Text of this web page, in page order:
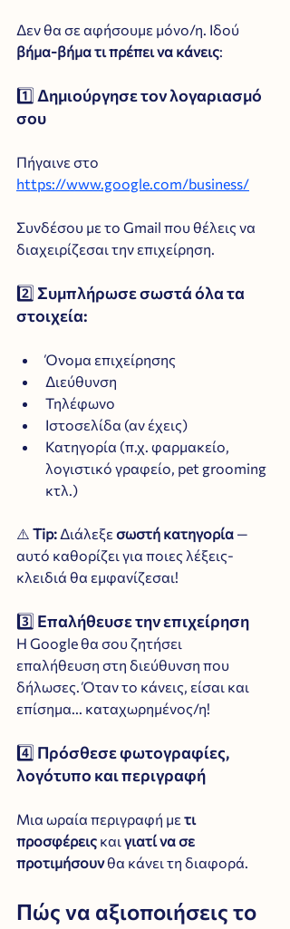
Δεν θα σε αφήσουμε μόνο/η. Ιδού
βήμα-βήμα τι πρέπει να κάνεις:
1️⃣ Δημιούργησε τον λογαριασμό
σου
Πήγαινε στο
https://www.google.com/business/
Συνδέσου με το Gmail που θέλεις να
διαχειρίζεσαι την επιχείρηση.
2️⃣ Συμπλήρωσε σωστά όλα τα
στοιχεία:
Όνομα επιχείρησης
Διεύθυνση
Τηλέφωνο
Ιστοσελίδα (αν έχεις)
Κατηγορία (π.χ. φαρμακείο,
λογιστικό γραφείο, pet grooming
κτλ.)
⚠️ Tip: Διάλεξε σωστή κατηγορία —
αυτό καθορίζει για ποιες λέξεις-
κλειδιά θα εμφανίζεσαι!
3️⃣ Επαλήθευσε την επιχείρηση
Η Google θα σου ζητήσει
επαλήθευση στη διεύθυνση που
δήλωσες. Όταν το κάνεις, είσαι και
επίσημα... καταχωρημένος/η!
4️⃣ Πρόσθεσε φωτογραφίες,
λογότυπο και περιγραφή
Μια ωραία περιγραφή με τι
προσφέρεις και γιατί να σε
προτιμήσουν θα κάνει τη διαφορά.
Πώς να αξιοποιήσεις το